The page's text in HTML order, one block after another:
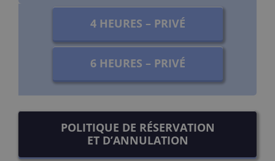
4 HEURES – PRIVÉ
6 HEURES – PRIVÉ
POLITIQUE DE RÉSERVATION
ET D’ANNULATION